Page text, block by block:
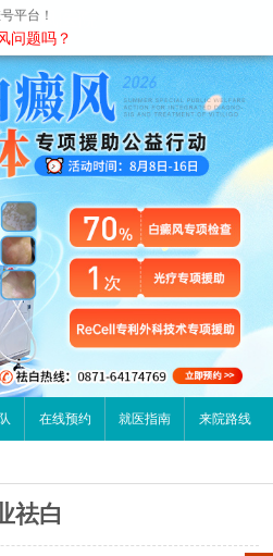
癜风医院
在线预约 就医指南 来院路线
祛白
问题吗？